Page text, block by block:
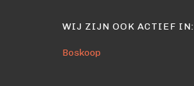
WIJ ZIJN OOK ACTIEF IN:
Boskoop